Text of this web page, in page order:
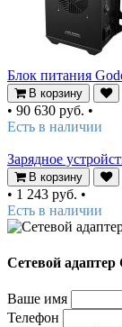
Блок питания
В корзину
• 90 630 руб. •
Есть в наличии
Зарядное
В корзину
• 1 243 руб. •
Есть в наличии
Сетевой
Ваше имя
Телефон